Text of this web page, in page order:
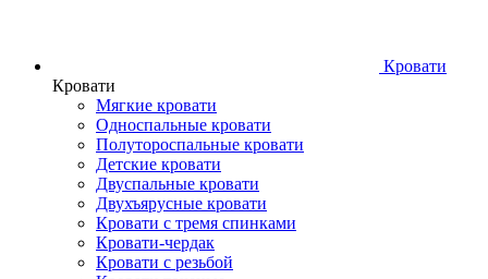
Кровати
Кровати
Мягкие кровати
Односпальные кровати
Полутороспальные кровати
Детские кровати
Двуспальные кровати
Двухъярусные кровати
Кровати с тремя спинками
Кровати-чердак
Кровати с резьбой